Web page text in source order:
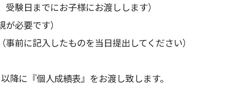
受験日までにお子様にお渡しします）
が必要です）
事前に記入したものを当日提出してください）
降に『個人成績表』をお渡し致します。